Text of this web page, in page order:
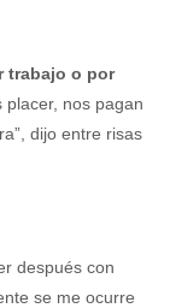
trabajo o por
placer, nos pagan
dijo entre risas
después con
se me ocurre